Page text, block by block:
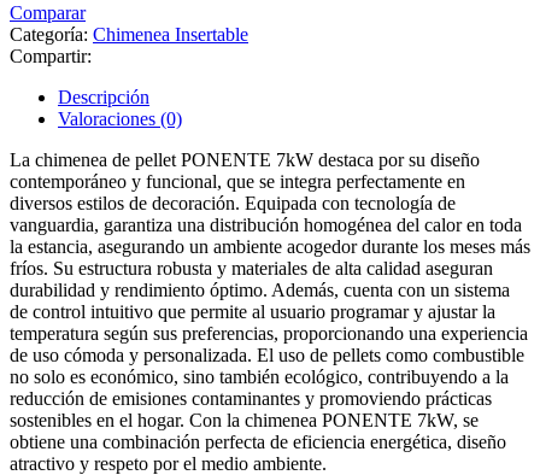
Comparar
Categoría: Chimenea Insertable
Compartir:
Descripción
Valoraciones (0)
La chimenea de pellet PONENTE 7kW destaca por su diseño
contemporáneo y funcional, que se integra perfectamente en
diversos estilos de decoración. Equipada con tecnología de
vanguardia, garantiza una distribución homogénea del calor en toda
la estancia, asegurando un ambiente acogedor durante los meses más
fríos. Su estructura robusta y materiales de alta calidad aseguran
durabilidad y rendimiento óptimo. Además, cuenta con un sistema
de control intuitivo que permite al usuario programar y ajustar la
temperatura según sus preferencias, proporcionando una experiencia
de uso cómoda y personalizada. El uso de pellets como combustible
no solo es económico, sino también ecológico, contribuyendo a la
reducción de emisiones contaminantes y promoviendo prácticas
sostenibles en el hogar. Con la chimenea PONENTE 7kW, se
obtiene una combinación perfecta de eficiencia energética, diseño
atractivo y respeto por el medio ambiente.